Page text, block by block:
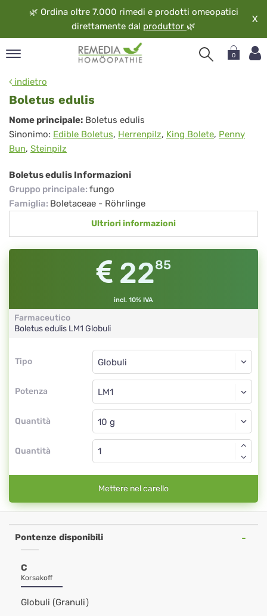
🌿 Ordina oltre 7.000 rimedi e prodotti omeopatici
direttamente dal produttor 🌿
X
0
indietro
Boletus edulis
Boletus
edulis
Nome principale: Boletus edulis
Sinonimo: Edible Boletus, Herrenpilz, King Bolete, Penny
Bun, Steinpilz
Boletus edulis Informazioni
Gruppo principale: fungo
Famiglia: Boletaceae - Röhrlinge
Ultriori informazioni
2285
incl. 10% IVA
Farmaceutico
Boletus edulis LM1 Globuli
Tipo
Tipo
Potenza
Globuli
LM1
Quantità
Globuli
Quantità
Mettere nel carello
Pontenze disponibili
C
Korsakoff
Globuli (Granuli)